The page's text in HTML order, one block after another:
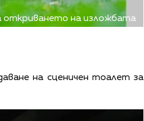
откриването на изложбата
на сценичен тоалет за